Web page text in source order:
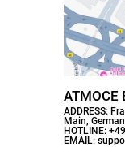
ATMOCE
ADDRESS:
Main,
HOTLINE:
EMAIL: